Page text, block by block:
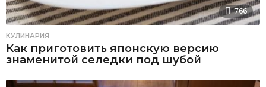
766
КУЛИНАРИЯ
Как приготовить японскую версию
знаменитой селедки под шубой